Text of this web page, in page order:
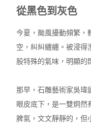
從黑色到灰色
今夏，颱風擾動頻繁，
空，糾糾纏纏。被浸得
股特殊的氣味，明顯的
那早，石雕藝術家吳瑋
眼皮底下，是一雙炯然
脾氣，文文靜靜的，但